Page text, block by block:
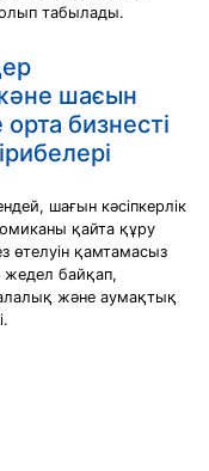
табылады.
шаєын
бизнесті
шағын кәсіпкерлік
қайта құру
өтелуін қамтамасыз
жедел байқап,
және аумақтық